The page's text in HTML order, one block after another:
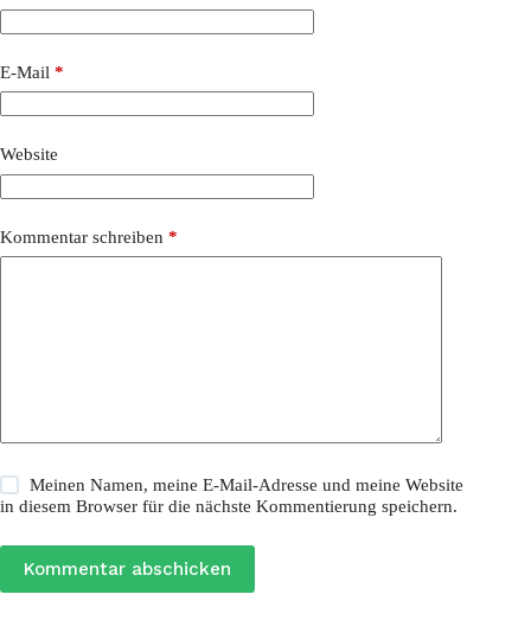
E-Mail *
Website
Kommentar schreiben *
Meinen Namen, meine E-Mail-Adresse und meine Website
in diesem Browser für die nächste Kommentierung speichern.
Kommentar abschicken